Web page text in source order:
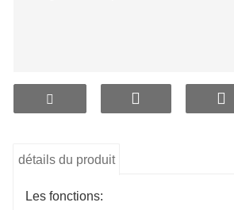
détails du produit
Les fonctions: